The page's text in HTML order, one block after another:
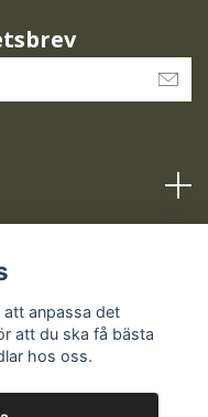
anpassa det
att du ska få bästa
hos oss.